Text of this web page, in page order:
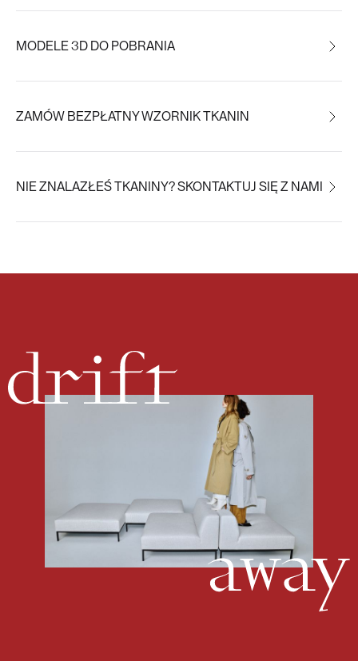
MODELE 3D DO POBRANIA
ZAMÓW BEZPŁATNY WZORNIK TKANIN
NIE ZNALAZŁEŚ TKANINY? SKONTAKTUJ SIĘ Z NAMI